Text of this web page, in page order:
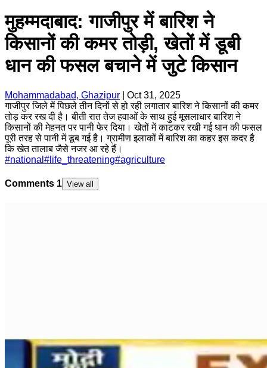
मुहम्मदाबाद: गाजीपुर में बारिश ने
किसानों की कमर तोड़ी, खेतों में डूबी
धान की फसल बचाने में जुटे किसान
Mohammadabad, Ghazipur
Oct 31, 2025
गाजीपुर जिले में पिछले तीन दिनों से हो रही लगातार बारिश ने किसानों की कमर
तोड़ कर रख दी है। बीती रात तेज हवाओं के साथ हुई मूसलाधार बारिश ने
किसानों की मेहनत पर पानी फेर दिया। खेतों में काटकर रखी गई धान की फसल
पूरी तरह से पानी में डूब गई है। ग्रामीण इलाकों में बारिश का कहर इस कदर है
कि खेत तालाब जैसे नजर आ रहे हैं।
#national # life_threatening#agriculture
Comments 1 View all